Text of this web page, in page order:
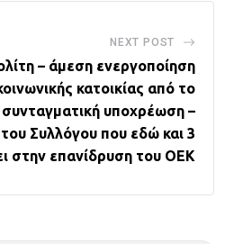
NEXT POST
– άμεση ενεργοποίηση
κατοικίας από το
υποχρέωση –
Συλλόγου που εδώ και 3
στην επανίδρυση του ΟΕΚ